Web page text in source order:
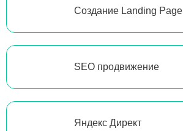
Создание Landing Page
SEO продвижение
Яндекс Директ